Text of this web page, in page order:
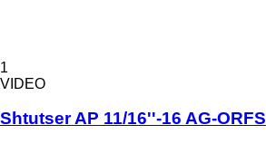
1
VIDEO
Shtutser AP 11/16''-16 AG-ORFS